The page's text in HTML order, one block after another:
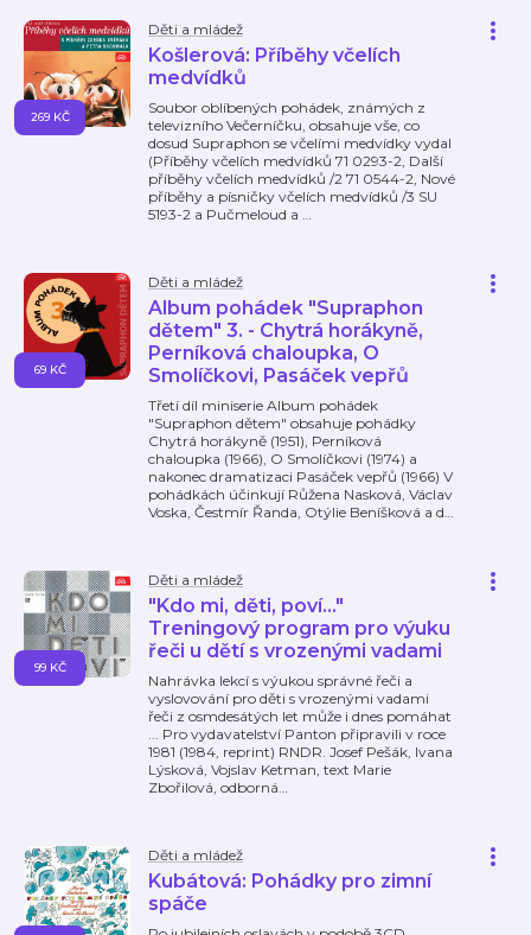
Děti a mládež
Košlerová: Příběhy včelích
medvídků
Soubor oblíbených pohádek, známých z
televizního Večerníčku, obsahuje vše, co
dosud Supraphon se včelími medvídky vydal
(Příběhy včelích medvídků 71 0293-2, Další
příběhy včelích medvídků /2 71 0544-2, Nové
příběhy a písničky včelích medvídků /3 SU
5193-2 a Pučmeloud a …
269 KČ
Děti a mládež
Album pohádek "Supraphon
dětem" 3. - Chytrá horákyně,
Perníková chaloupka, O
Smolíčkovi, Pasáček vepřů
Třetí díl miniserie Album pohádek
"Supraphon dětem" obsahuje pohádky
Chytrá horákyně (1951), Perníková
chaloupka (1966), O Smolíčkovi (1974) a
nakonec dramatizaci Pasáček vepřů (1966) V
pohádkách účinkují Růžena Nasková, Václav
Voska, Čestmír Řanda, Otýlie Beníšková a d…
69 KČ
Děti a mládež
"Kdo mi, děti, poví..."
Treningový program pro výuku
řeči u dětí s vrozenými vadami
Nahrávka lekcí s výukou správné řeči a
vyslovování pro děti s vrozenými vadami
řeči z osmdesátých let může i dnes pomáhat
... Pro vydavatelství Panton připravili v roce
1981 (1984, reprint) RNDR. Josef Pešák, Ivana
Lýsková, Vojslav Ketman, text Marie
Zbořilová, odborná…
99 KČ
Děti a mládež
Kubátová: Pohádky pro zimní
spáče